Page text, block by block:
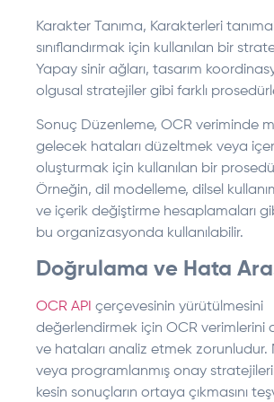
Karakter Tanıma, Karakterleri
sınıflandırmak için kullanılan bir
Yapay sinir ağları, tasarım
olgusal stratejiler gibi farklı
Sonuç Düzenleme, OCR veriminde
gelecek hataları düzeltmek veya
oluşturmak için kullanılan bir
Örneğin, dil modelleme, dilsel
ve içerik değiştirme hesaplamaları
bu organizasyonda kullanılabilir.
Doğrulama ve Hata
OCR API çerçevesinin yürütülmesini
değerlendirmek için OCR verimlerini
ve hataları analiz etmek zorunludur.
veya programlanmış onay
kesin sonuçların ortaya çıkmasını